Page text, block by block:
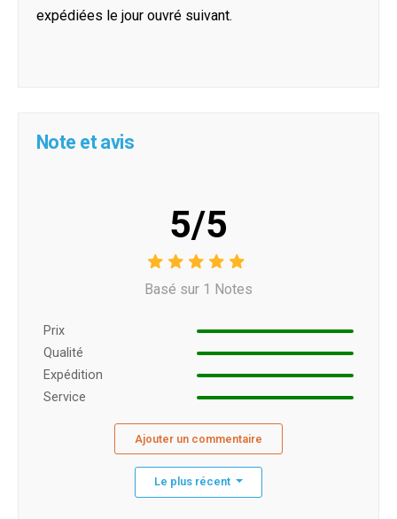
expédiées le jour ouvré suivant.
Note et avis
5/5
Basé sur 1 Notes
Prix ​​
Qualité
Expédition
Service
Ajouter un commentaire
Le plus récent